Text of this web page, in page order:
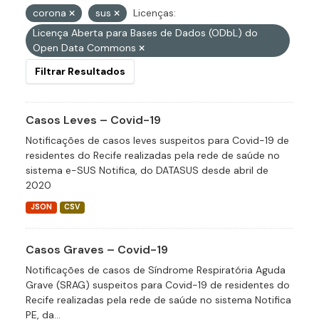
corona
sus
Licenças:
Licença Aberta para Bases de Dados (ODbL) do
Open Data Commons
Filtrar Resultados
Casos Leves – Covid-19
Notificações de casos leves suspeitos para Covid-19 de
residentes do Recife realizadas pela rede de saúde no
sistema e-SUS Notifica, do DATASUS desde abril de
2020
JSON CSV
Casos Graves – Covid-19
Notificações de casos de Síndrome Respiratória Aguda
Grave (SRAG) suspeitos para Covid-19 de residentes do
Recife realizadas pela rede de saúde no sistema Notifica
PE, da...